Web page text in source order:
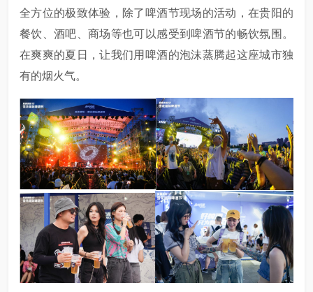
全方位的极致体验，除了啤酒节现场的活动，在贵阳的
餐饮、酒吧、商场等也可以感受到啤酒节的畅饮氛围。
在爽爽的夏日，让我们用啤酒的泡沫蒸腾起这座城市独
有的烟火气。